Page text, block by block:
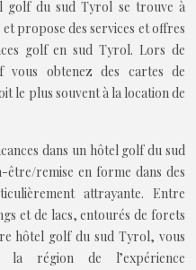
golf du sud Tyrol se trouve à
propose des services et offres
golf en sud Tyrol. Lors de
obtenez des cartes de
le plus souvent à la location de
dans un hôtel golf du sud
remise en forme dans des
attrayante. Entre
et de lacs, entourés de forets
hôtel golf du sud Tyrol, vous
région de l’expérience